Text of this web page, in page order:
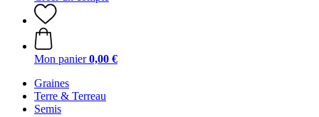
Mon panier 0,00 €
Graines
Terre & Terreau
Semis